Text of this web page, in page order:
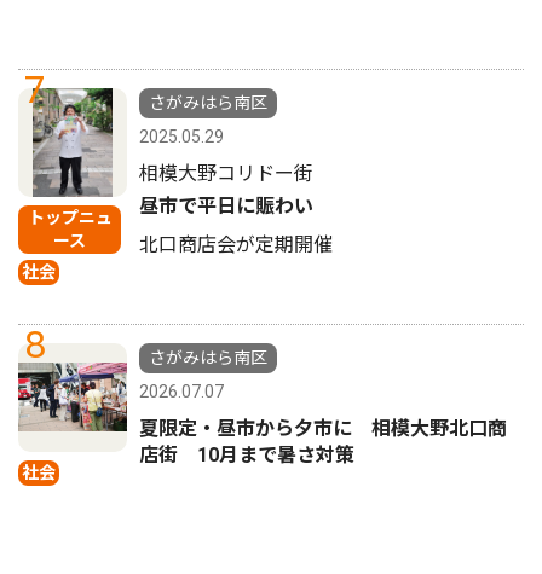
7
トップニュ
ース
社会
さがみはら南区
2025.05.29
相模大野コリドー街
昼市で平日に賑わい
北口商店会が定期開催
8
社会
さがみはら南区
2026.07.07
夏限定・昼市から夕市に 相模大野北口商
店街 10月まで暑さ対策